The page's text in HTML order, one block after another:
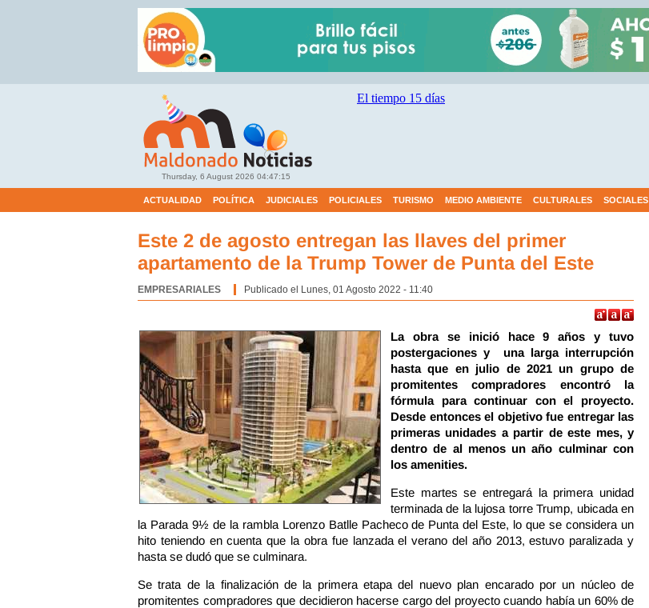
Thursday, 6 August 2026 04:47:15
ACTUALIDAD POLÍTICA JUDICIALES POLICIALES TURISMO MEDIO AMBIENTE CULTURALES SOCIALES
Este 2 de agosto entregan las llaves del primer
apartamento de la Trump Tower de Punta del Este
EMPRESARIALES Publicado el Lunes, 01 Agosto 2022 - 11:40
La obra se inició hace 9 años y tuvo
postergaciones y una larga interrupción
hasta que en julio de 2021 un grupo de
promitentes compradores encontró la
fórmula para continuar con el proyecto.
Desde entonces el objetivo fue entregar las
primeras unidades a partir de este mes, y
dentro de al menos un año culminar con
los amenities.
Este martes se entregará la primera unidad
terminada de la lujosa torre Trump, ubicada en
la Parada 9½ de la rambla Lorenzo Batlle Pacheco de Punta del Este, lo que se considera un
hito teniendo en cuenta que la obra fue lanzada el verano del año 2013, estuvo paralizada y
hasta se dudó que se culminara.
Se trata de la finalización de la primera etapa del nuevo plan encarado por un núcleo de
promitentes compradores que decidieron hacerse cargo del proyecto cuando había un 60% de